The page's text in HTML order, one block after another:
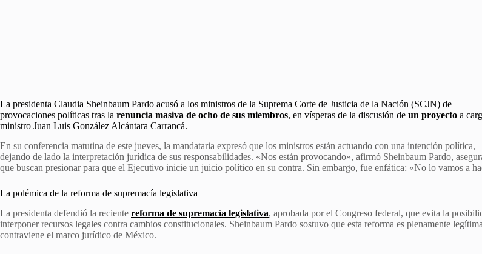
La presidenta Claudia Sheinbaum Pardo acusó a los ministros de la Suprema Corte de Justicia de la Nación (SCJN) de
provocaciones políticas tras la renuncia masiva de ocho de sus miembros, en vísperas de la discusión de un proyecto a
ministro Juan Luis González Alcántara Carrancá.
En su conferencia matutina de este jueves, la mandataria expresó que los ministros están actuando con una intención política,
dejando de lado la interpretación jurídica de sus responsabilidades. «Nos están provocando», afirmó Sheinbaum Pardo,
que buscan presionar para que el Ejecutivo inicie un juicio político en su contra. Sin embargo, fue enfática: «No lo vamos a
La polémica de la reforma de supremacía legislativa
La presidenta defendió la reciente reforma de supremacía legislativa, aprobada por el Congreso federal, que evita la
interponer recursos legales contra cambios constitucionales. Sheinbaum Pardo sostuvo que esta reforma es plenamente
contraviene el marco jurídico de México.